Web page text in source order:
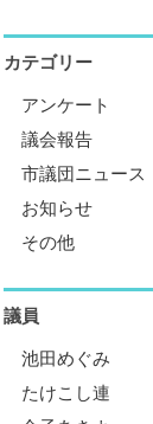
カテゴリー
アンケート
議会報告
市議団ニュース
お知らせ
その他
議員
池田めぐみ
たけこし連